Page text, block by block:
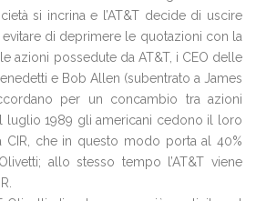
si incrina e l’AT&T decide di uscire
evitare di deprimere le quotazioni con la
azioni possedute da AT&T, i CEO delle
e Bob Allen (subentrato a James
per un concambio tra azioni
luglio 1989 gli americani cedono il loro
CIR, che in questo modo porta al 40%
allo stesso tempo l’AT&T viene